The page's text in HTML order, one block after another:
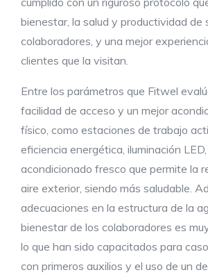
bienestar, la salud y productividad de
colaboradores, y una mejor
clientes que la visitan.
Entre los parámetros que Fitwel
facilidad de acceso y un mejor
físico, como estaciones de trabajo
eficiencia energética, iluminación
acondicionado fresco que permite la
aire exterior, siendo más saludable.
adecuaciones en la estructura de la
bienestar de los colaboradores es
lo que han sido capacitados para
con primeros auxilios y el uso de un